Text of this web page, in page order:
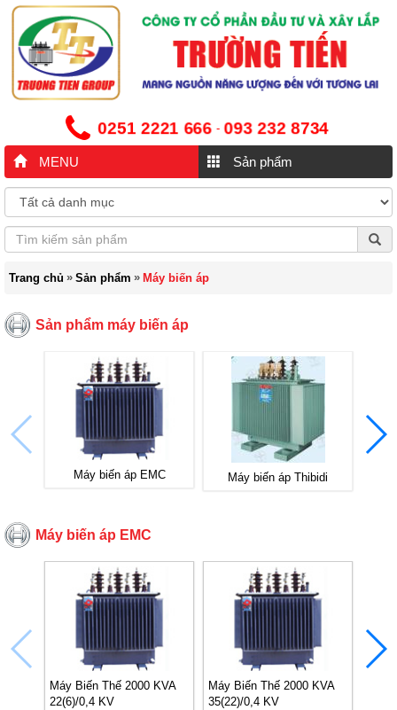
0251 2221 666 - 093 232 8734
MENU Sản phẩm
Trang chủ » Sản phẩm » Máy biến áp
Sản phẩm máy biến áp
Máy biến áp EMC Máy biến áp Thibidi
Máy biến áp EMC
Máy Biến Thế 2000 KVA
22(6)/0,4 KV
Máy Biến Thế 2000 KVA
35(22)/0,4 KV